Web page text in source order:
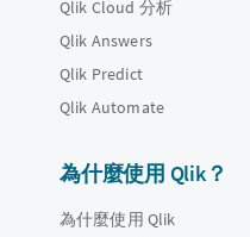
Qlik Cloud 分析
Qlik Answers
Qlik Predict
Qlik Automate
為什麼使用 Qlik？
為什麼使用 Qlik